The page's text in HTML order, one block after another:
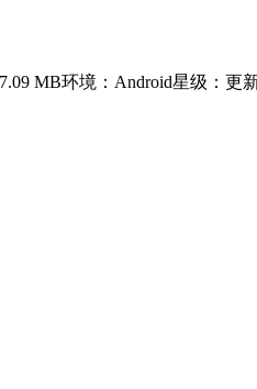
MB环境：Android星级： 更